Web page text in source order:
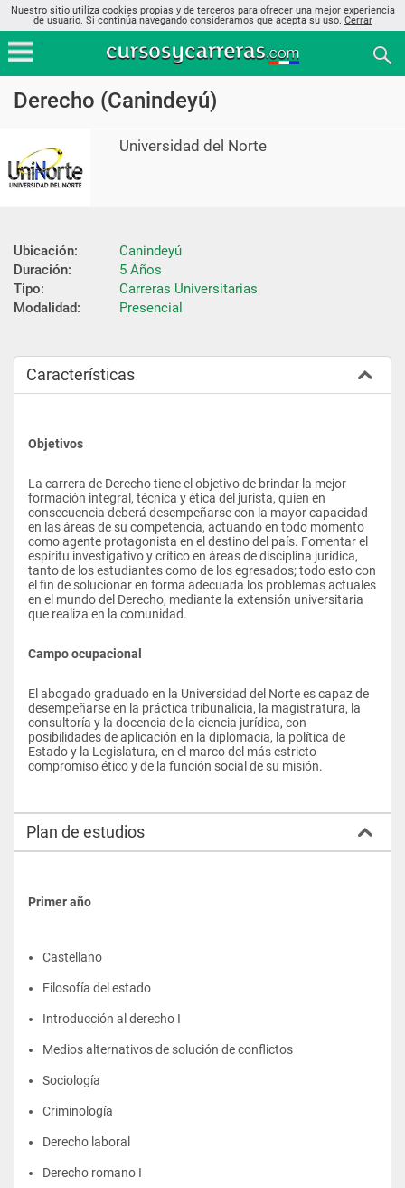
Nuestro sitio utiliza cookies propias y de terceros para ofrecer una mejor experiencia
de usuario. Si continúa navegando consideramos que acepta su uso. Cerrar
Derecho (Canindeyú)
Universidad del Norte
Ubicación:
Canindeyú
Duración:
5 Años
Tipo:
Carreras Universitarias
Modalidad:
Presencial
Características
Objetivos
La carrera de Derecho tiene el objetivo de brindar la mejor
formación integral, técnica y ética del jurista, quien en
consecuencia deberá desempeñarse con la mayor capacidad
en las áreas de su competencia, actuando en todo momento
como agente protagonista en el destino del país. Fomentar el
espíritu investigativo y crítico en áreas de disciplina jurídica,
tanto de los estudiantes como de los egresados; todo esto con
el fin de solucionar en forma adecuada los problemas actuales
en el mundo del Derecho, mediante la extensión universitaria
que realiza en la comunidad.
Campo ocupacional
El abogado graduado en la Universidad del Norte es capaz de
desempeñarse en la práctica tribunalicia, la magistratura, la
consultoría y la docencia de la ciencia jurídica, con
posibilidades de aplicación en la diplomacia, la política de
Estado y la Legislatura, en el marco del más estricto
compromiso ético y de la función social de su misión.
Plan de estudios
Primer año
Castellano
Filosofía del estado
Introducción al derecho I
Medios alternativos de solución de conflictos
Sociología
Criminología
Derecho laboral
Derecho romano I